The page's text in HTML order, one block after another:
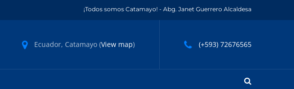
¡Todos somos Catamayo! - Abg. Janet Guerrero Alcaldesa
Ecuador, Catamayo (View map) (+593) 72676565